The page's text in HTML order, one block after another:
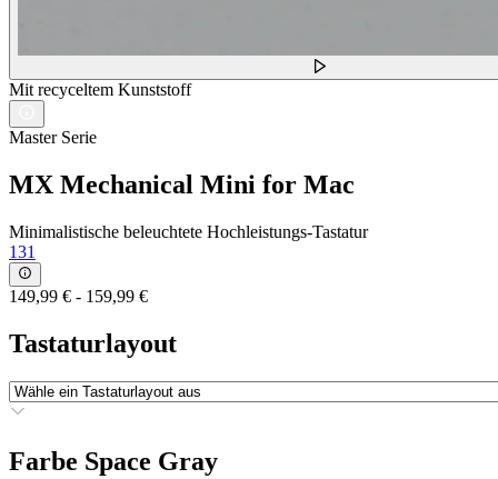
Mit recyceltem Kunststoff
Master Serie
MX Mechanical Mini for Mac
Minimalistische beleuchtete Hochleistungs-Tastatur
131
149,99 € - 159,99 €
Tastaturlayout
Farbe Space Gray